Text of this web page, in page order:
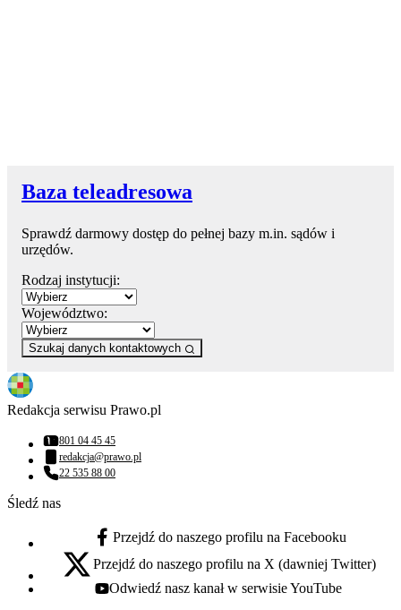
Baza teleadresowa
Sprawdź darmowy dostęp do pełnej bazy m.in. sądów i
urzędów.
Rodzaj instytucji:
Województwo:
Szukaj danych kontaktowych
Redakcja serwisu Prawo.pl
Numer telefonu:
801 04 45 45
Adres email:
redakcja@prawo.pl
Numer telefonu:
22 535 88 00
Śledź nas
facebook - otwiera się w nowej karcie
Przejdź do naszego profilu na Facebooku
x - otwiera się w nowej karcie
Przejdź do naszego profilu na X (dawniej Twitter)
youtube - otwiera się w nowej karcie
Odwiedź nasz kanał w serwisie YouTube